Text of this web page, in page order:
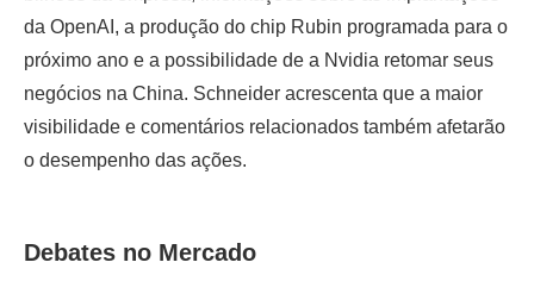
da OpenAI, a produção do chip Rubin programada para o
próximo ano e a possibilidade de a Nvidia retomar seus
negócios na China. Schneider acrescenta que a maior
visibilidade e comentários relacionados também afetarão
o desempenho das ações.
Debates no Mercado